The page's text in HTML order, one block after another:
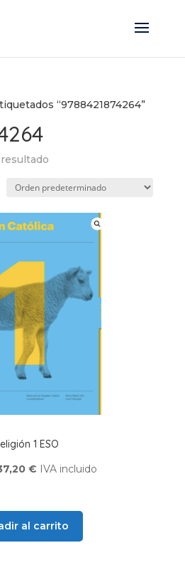
“9788421874264”
1 ESO
€.
€El
37,20 €.
IVA incluido
al carrito